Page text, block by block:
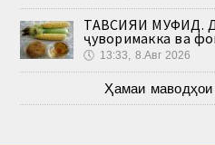
ТАВСИЯИ МУФИД.
ҷуворимакка ва
🕔 13:33, 8.Авг 2026
Ҳамаи